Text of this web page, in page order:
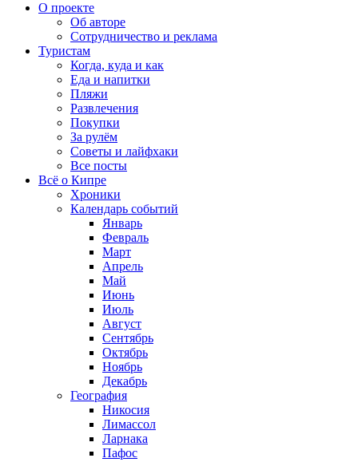
О проекте
Об авторе
Сотрудничество и реклама
Туристам
Когда, куда и как
Еда и напитки
Пляжи
Развлечения
Покупки
За рулём
Советы и лайфхаки
Все посты
Всё о Кипре
Хроники
Календарь событий
Январь
Февраль
Март
Апрель
Май
Июнь
Июль
Август
Сентябрь
Октябрь
Ноябрь
Декабрь
География
Никосия
Лимассол
Ларнака
Пафос